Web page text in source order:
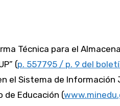
Técnica para el
(p. 557795 / p. 9 del
el Sistema de Información
de Educación (